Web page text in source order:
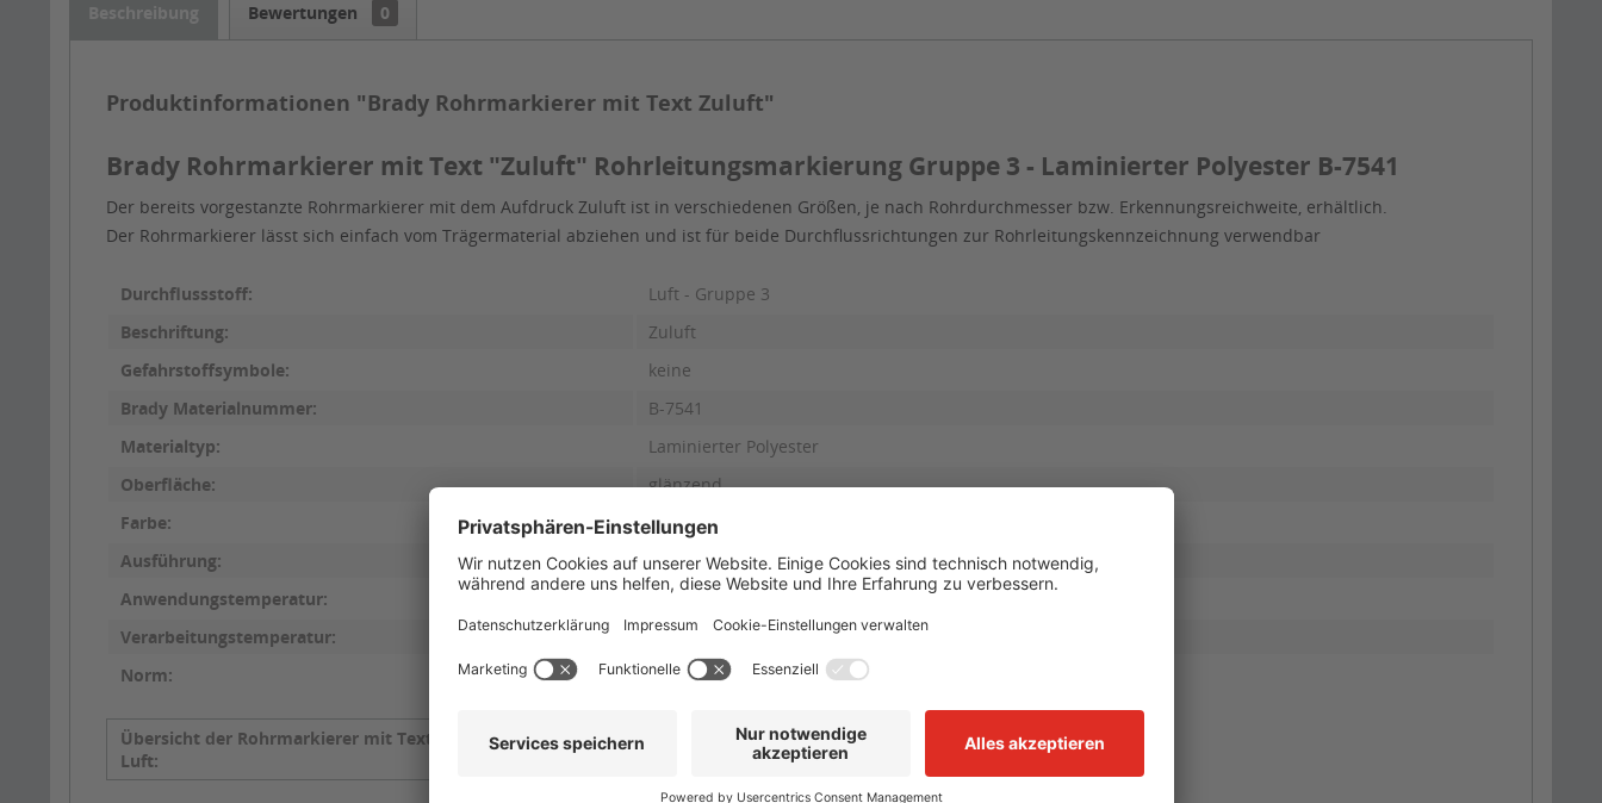
Beschreibung Bewertungen 0
Produktinformationen "Brady Rohrmarkierer mit Text Zuluft"
Brady Rohrmarkierer mit Text "Zuluft" Rohrleitungsmarkierung Gruppe 3 - Laminierter Polyester B-7541
Der bereits vorgestanzte Rohrmarkierer mit dem Aufdruck Zuluft ist in verschiedenen Größen, je nach Rohrdurchmesser bzw. Erkennungsreichweite, erhältlich.
Der Rohrmarkierer lässt sich einfach vom Trägermaterial abziehen und ist für beide Durchflussrichtungen zur Rohrleitungskennzeichnung verwendbar
Durchflussstoff:
Luft - Gruppe 3
Beschriftung:
Zuluft
Gefahrstoffsymbole:
keine
Brady Materialnummer:
B-7541
Materialtyp:
Laminierter Polyester
Oberfläche:
glänzend
Farbe:
Schwarz auf Grau
Ausführung:
selbstklebend, vorgestanzt auf Trägermaterial
Anwendungstemperatur:
-40 °C bis +110 °C
Verarbeitungstemperatur:
mind. +10 °C
Norm:
CLP/GHS
Übersicht der Rohrmarkierer mit Text
Luft:
Zuluft